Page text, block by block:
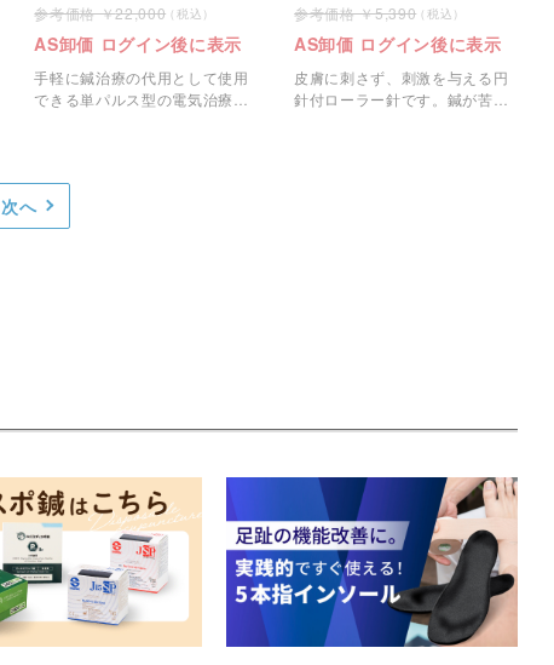
22,000
AS卸価 ログイン後に表示
手軽に鍼治療の代用として使用
できる単パルス型の電気治療
5,390
AS卸価 ログイン後に表示
皮膚に刺さず、刺激を与える円
針付ローラー針です。鍼が苦手
次へ